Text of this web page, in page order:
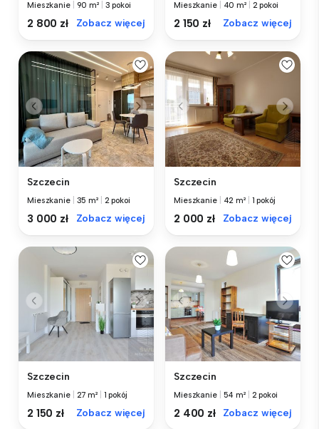
Mieszkanie 90 m² 3 pokoi
2 800 zł Zobacz więcej
Mieszkanie 40 m² 2 pokoi
2 150 zł Zobacz więcej
Szczecin
Mieszkanie 35 m² 2 pokoi
3 000 zł Zobacz więcej
Szczecin
Mieszkanie 42 m² 1 pokój
2 000 zł Zobacz więcej
Szczecin
Mieszkanie 27 m² 1 pokój
2 150 zł Zobacz więcej
Szczecin
Mieszkanie 54 m² 2 pokoi
2 400 zł Zobacz więcej